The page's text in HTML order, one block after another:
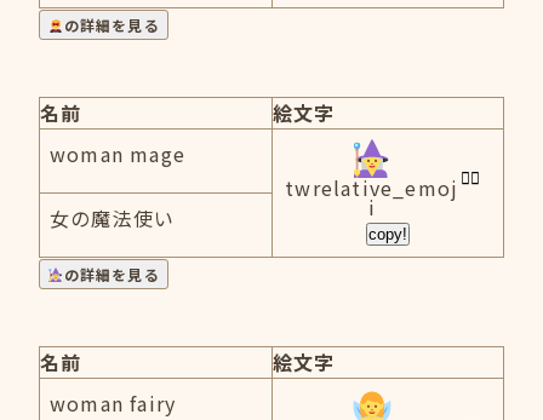
の詳細を見る
名前
絵文字
woman mage
twrelative_emoj
i
copy!
女の魔法使い
の詳細を見る
名前
絵文字
woman fairy